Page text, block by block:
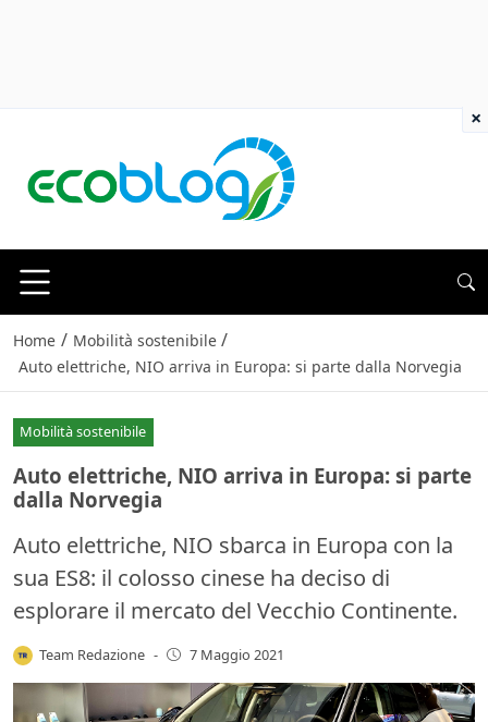
Home / Mobilità sostenibile /
Auto elettriche, NIO arriva in Europa: si parte dalla Norvegia
Mobilità sostenibile
Auto elettriche, NIO arriva in Europa: si parte
dalla Norvegia
Auto elettriche, NIO sbarca in Europa con la
sua ES8: il colosso cinese ha deciso di
esplorare il mercato del Vecchio Continente.
Team Redazione - 7 Maggio 2021
×